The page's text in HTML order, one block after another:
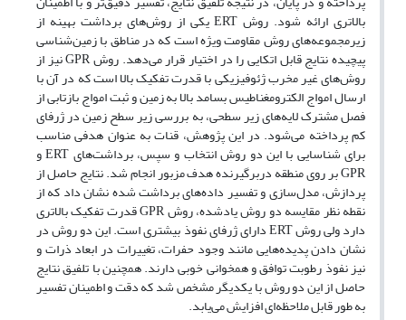
بالاتری ارائه شود. روش ERT یکی از روش‌های برداشت بهینه از
زیرمجموعه‌های روش مقاومت ویژه است که در مناطق با زمین‌شناسی
پیچیده نتایج قابل اتکایی را در اختیار قرار می‌دهد. روش GPR نیز از
روش‌های غیر مخرب ژئوفیزیکی با قدرت تفکیک بالا است که در آن با
ارسال امواج الکترومغناطیس بسامد بالا به زمین و ثبت امواج بازتابی از
فصل مشترک لایه‌های زیر سطحی، به بررسی‌ زیر سطح زمین در ژرفای
کم پرداخته می‌شود. در این پژوهش، قنات به عنوان هدفی مناسب
برای شناسایی با این دو روش انتخاب و سپس، برداشت‌های ERT و
GPR بر روی منطقه دربرگیرنده هدف مزبور انجام شد. نتایج حاصل از
پردازش، مدل‌سازی و تفسیر داده‌های برداشت شده نشان داد که از
نقطه نظر مقایسه دو روش یادشده، روش GPR قدرت تفکیک بالاتری
دارد ولی روش ERT دارای ژرفای نفوذ بیشتری است. این دو روش در
نشان دادن پدیده‌هایی مانند وجود حفرات، تغییرات در ابعاد ذرات و
نیز نفوذ رطوبت توافق و همخوانی خوبی دارند. همچنین با تلفیق نتایج
حاصل از این دو روش با یکدیگر مشخص شد که دقت و اطمینان تفسیر
به طور قابل ملاحظه‌ای افزایش ‌می‌یابد.